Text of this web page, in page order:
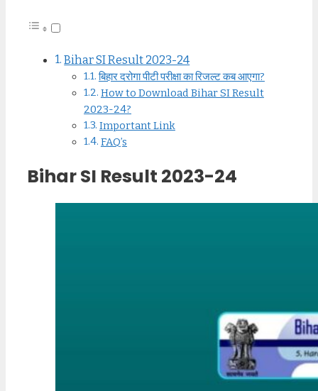
Bihar SI Result 2023-24
बिहार दरोगा पीटी परीक्षा का रिजल्ट कब आएगा?
How to Download Bihar SI Result
2023-24?
Important Link
FAQ’s
Bihar SI Result 2023-24